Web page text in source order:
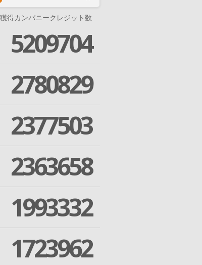
獲得カンパニークレジット数
5209704
2780829
2377503
2363658
1993332
1723962